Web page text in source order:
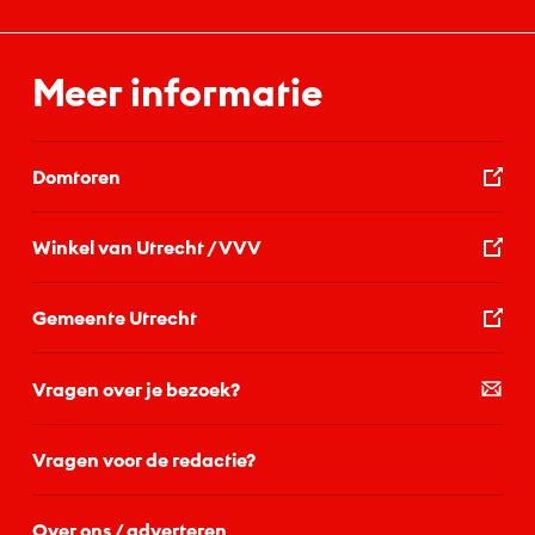
Meer informatie
Domtoren
Winkel van Utrecht / VVV
Gemeente Utrecht
Vragen over je bezoek?
Vragen voor de redactie?
Over ons / adverteren